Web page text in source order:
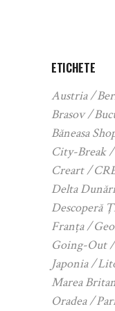
ETICHETE
Austria
Brasov
Băneasa
City-Break
Creart
Delta
Descoperă
Franța
Going-Out
Japonia
Marea
Oradea